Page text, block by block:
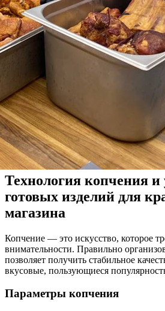
Технология копчения и
готовых изделий для
магазина
Копчение — это искусство, которое
внимательности. Правильно
позволяет получить стабильное
вкусовые, пользующиеся
Параметры копчения